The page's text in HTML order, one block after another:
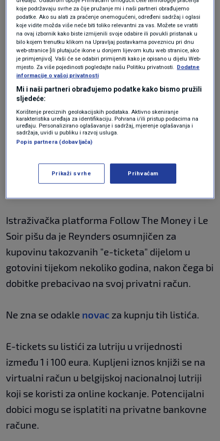
Europska komisijanema informacija o istrazi
niti su je kontaktirale belgijske vlasti, izjavila je
u srijedu glasnogovornica Komisije.
Reynders nije odgovorio na zahtjev dpa-a za
komentar.
Bivši povjerenik prema belgijskom zakonu i
dalje ima imunitet iako mu je mandat
povjerenika EU-a završio u subotu, što znači da
ispitivanje, ali ga se ne može pritvoriti, piše
Istraživačka platforma Follow The Money i Le
Soir pišu da je Reynders osumnjičen za
kupovinu takozvanih "e-ticketa" dijelom u
gotovini tijekom nekoliko godina, nakon čega bi
dobitke prebacivao na svoj privatni račun.
Ne zna se odakle novac za kupnju tih listića.
E-tickets su listići za lutriju u vrijednosti
između 1 i 100 eura. Kupljeni iznos knjiži se na
virtualni račun u belgijskoj nacionalnoj lutriji
koji se koristi za online kockanje. Potencijalni
dobici mogu se isplatiti na privatne bankovne
račune.
koje podržavaju svrhe za čije pružanje mi i naši partneri obrađujemo
podatke. Ako su alati za praćenje onemogućeni, određeni sadržaj i oglasi
koje vidite možda više neće biti toliko relevantni za vas. Možete se vratiti
na ovaj izbornik kako biste izmijenili svoje odabire ili povukli pristanak u
bilo kojem trenutku klikom na Upravljaj postavkama poveznicu pri dnu
web-stranice [ili plutajuće ikone u donjem lijevom kutu web stranice, ako
je primjenjivo]. Vaši će se odabiri primijeniti kako je opisano u dijelu Web-
mjesto. Za više pojedinosti pogledajte našu Politiku privatnosti. Dodatne
informacije o vašoj privatnosti
Mi i naši partneri obrađujemo podatke kako bismo pružili
sljedeće:
Korištenje preciznih geolokacijskih podataka. Aktivno skeniranje
karakteristika uređaja za identifikaciju. Pohrana i/ili pristup podacima na
uređaju. Personalizirano oglašavanje i sadržaj, mjerenje oglašavanja i
sadržaja, uvidi u publiku i razvoj usluga.
Popis partnera (dobavljača)
Prikaži svrhe Prihvaćam